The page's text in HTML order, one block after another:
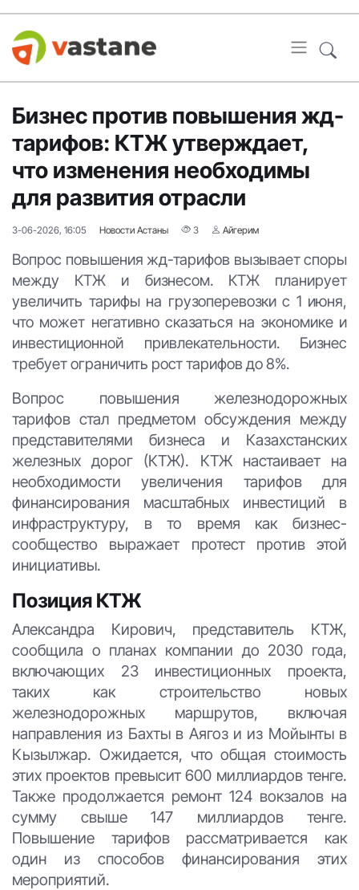
Бизнес против повышения жд-
тарифов: КТЖ утверждает,
что изменения необходимы
для развития отрасли
3-06-2026, 16:05 Новости Астаны 3 Айгерим
Вопрос повышения жд-тарифов вызывает споры
между КТЖ и бизнесом. КТЖ планирует
увеличить тарифы на грузоперевозки с 1 июня,
что может негативно сказаться на экономике и
инвестиционной привлекательности. Бизнес
требует ограничить рост тарифов до 8%.
Вопрос повышения железнодорожных
тарифов стал предметом обсуждения между
представителями бизнеса и Казахстанских
железных дорог (КТЖ). КТЖ настаивает на
необходимости увеличения тарифов для
финансирования масштабных инвестиций в
инфраструктуру, в то время как бизнес-
сообщество выражает протест против этой
инициативы.
Позиция КТЖ
Александра Кирович, представитель КТЖ,
сообщила о планах компании до 2030 года,
включающих 23 инвестиционных проекта,
таких как строительство новых
железнодорожных маршрутов, включая
направления из Бахты в Аягоз и из Мойынты в
Кызылжар. Ожидается, что общая стоимость
этих проектов превысит 600 миллиардов тенге.
Также продолжается ремонт 124 вокзалов на
сумму свыше 147 миллиардов тенге.
Повышение тарифов рассматривается как
один из способов финансирования этих
мероприятий.